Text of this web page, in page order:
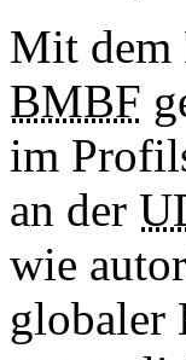
Mit dem
BMBF
im
an der
wie
globaler